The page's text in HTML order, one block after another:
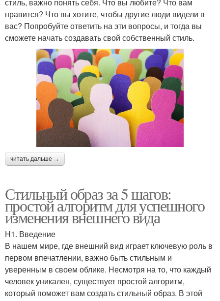
нравится? Что вы хотите, чтобы другие люди видели в
вас? Попробуйте ответить на эти вопросы, и тогда вы
сможете начать создавать свой собственный стиль.
читать дальше →
Стильный образ за 5 шагов:
простой алгоритм для успешного
изменения внешнего вида
H1. Введение
В нашем мире, где внешний вид играет ключевую роль в
первом впечатлении, важно быть стильным и
уверенным в своем облике. Несмотря на то, что каждый
человек уникален, существует простой алгоритм,
который поможет вам создать стильный образ. В этой